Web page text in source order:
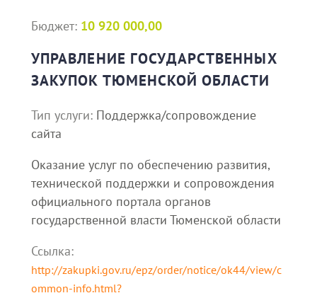
Бюджет: 10 920 000,00
УПРАВЛЕНИЕ ГОСУДАРСТВЕННЫХ
ЗАКУПОК ТЮМЕНСКОЙ ОБЛАСТИ
Тип услуги: Поддержка/сопровождение
сайта
Оказание услуг по обеспечению развития,
технической поддержки и сопровождения
официального портала органов
государственной власти Тюменской области
Ссылка:
http://zakupki.gov.ru/epz/order/notice/ok44/view/c
ommon-info.html?